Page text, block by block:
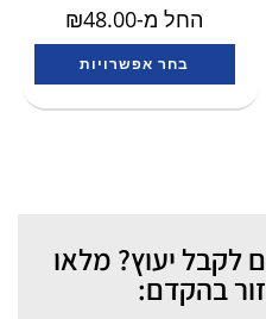
החל מ- ₪48.00
בחר אפשרויות
לקבל יעוץ? מלאו
בהקדם: